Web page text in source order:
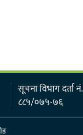
सूचना विभाग दर्ता नं.
८८५/०७५-७६